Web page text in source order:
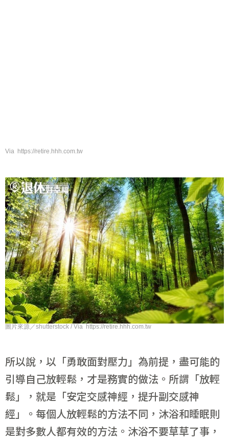
Via https://retire.hhh.com.tw
圖片來源／shutterstock / Via https://retire.hhh.com.tw
所以說，以「勇敢面對壓力」為前提，盡可能的
引導自己放輕鬆，才是務實的做法。所謂「放輕
鬆」，就是「安定交感神經，提升副交感神
經」。每個人放輕鬆的方法不同，沐浴和睡眠則
是對多數人都有效的方法。沐浴不要草草了事，